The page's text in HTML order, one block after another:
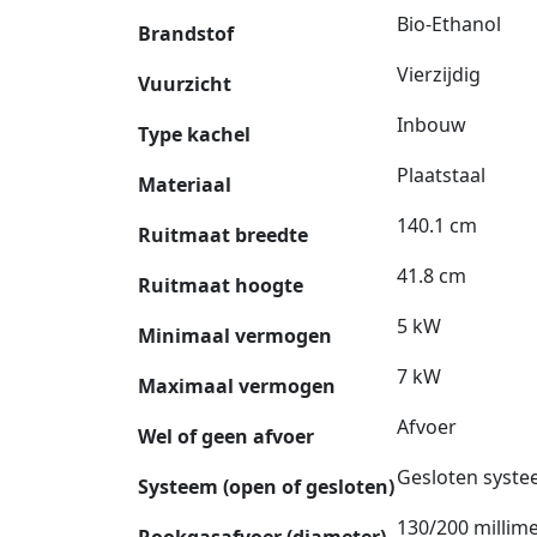
Brandstof Bio-Ethanol
Vuurzicht Vierzijdig
Type kachel Inbouw
Materiaal Plaatstaal
Ruitmaat breedte 140.1 cm
Ruitmaat hoogte 41.8 cm
Minimaal vermogen 5 kW
Maximaal vermogen 7 kW
Wel of geen afvoer Afvoer
Systeem (open of gesloten)Gesloten
130/200